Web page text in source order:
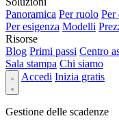
Panoramica Per ruolo Per
Per esigenza Modelli
Risorse
Blog Primi passi Centro
Sala stampa Chi siamo
Accedi Inizia gratis
Gestione delle scadenze